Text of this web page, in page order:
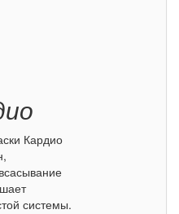
Кардио
системы.